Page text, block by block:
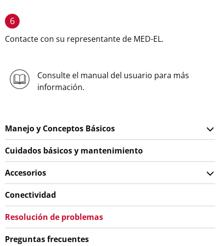
6
Contacte con su representante de MED-EL.
Consulte el manual del usuario para más
información.
Manejo y Conceptos Básicos
Cuidados básicos y mantenimiento
Accesorios
Conectividad
Resolución de problemas
Preguntas frecuentes